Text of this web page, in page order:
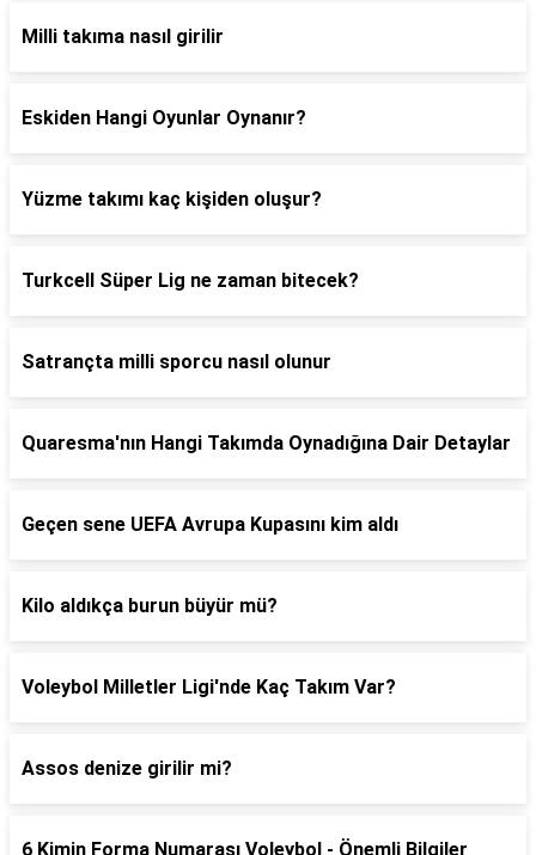
Milli takıma nasıl girilir
Eskiden Hangi Oyunlar Oynanır?
Yüzme takımı kaç kişiden oluşur?
Turkcell Süper Lig ne zaman bitecek?
Satrançta milli sporcu nasıl olunur
Quaresma'nın Hangi Takımda Oynadığına Dair Detaylar
Geçen sene UEFA Avrupa Kupasını kim aldı
Kilo aldıkça burun büyür mü?
Voleybol Milletler Ligi'nde Kaç Takım Var?
Assos denize girilir mi?
6 Kimin Forma Numarası Voleybol - Önemli Bilgiler